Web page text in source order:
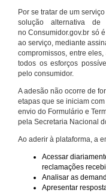
Por se tratar de um
solução alternativa
no Consumidor.gov.br só
ao serviço, mediante
compromissos, entre
todos os esforços
pelo consumidor.
A adesão não ocorre de
etapas que se iniciam
envio do Formulário e
pela Secretaria Nacional
Ao aderir à plataforma, a
Acessar
reclamações
Analisar as
Apresentar